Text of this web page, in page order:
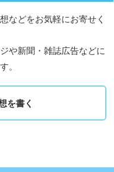
などをお気軽にお寄せく
や新聞・雑誌広告などに
。
を書く